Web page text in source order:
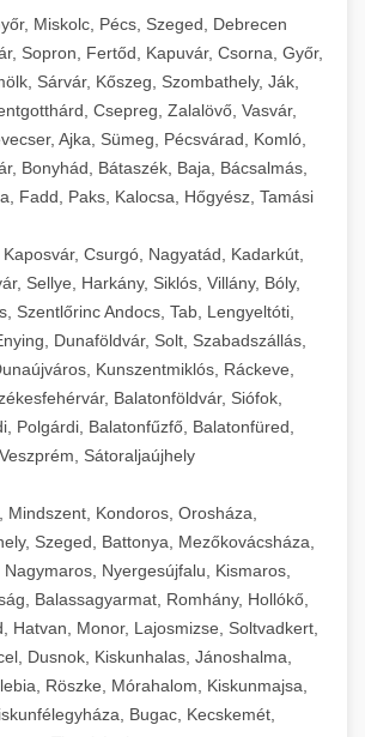
Miskolc, Pécs, Szeged, Debrecen
Sopron, Fertőd, Kapuvár, Csorna, Győr,
Sárvár, Kőszeg, Szombathely, Ják,
Csepreg, Zalalövő, Vasvár,
Ajka, Sümeg, Pécsvárad, Komló,
Bonyhád, Bátaszék, Baja, Bácsalmás,
Fadd, Paks, Kalocsa, Hőgyész, Tamási
Csurgó, Nagyatád, Kadarkút,
Sellye, Harkány, Siklós, Villány, Bóly,
Szentlőrinc Andocs, Tab, Lengyeltóti,
Dunaföldvár, Solt, Szabadszállás,
Kunszentmiklós, Ráckeve,
Balatonföldvár, Siófok,
Polgárdi, Balatonfűzfő, Balatonfüred,
Veszprém, Sátoraljaújhely
Mindszent, Kondoros, Orosháza,
Szeged, Battonya, Mezőkovácsháza,
Nyergesújfalu, Kismaros,
Balassagyarmat, Romhány, Hollókő,
Hatvan, Monor, Lajosmizse, Soltvadkert,
Dusnok, Kiskunhalas, Jánoshalma,
Röszke, Mórahalom, Kiskunmajsa,
Bugac, Kecskemét,